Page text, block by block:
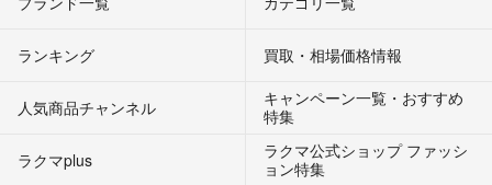
ランキング 買取・相場価格情報
人気商品チャンネル
キャンペーン一覧・おすすめ
特集
ラクマplus
ラクマ公式ショップ ファッシ
ョン特集